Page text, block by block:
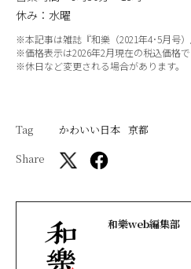
休み：水曜
※本記事は雑誌『和樂（2021年4･5月号）
※価格表示は2026年2月現在の税込価格で
※休日など変更される場合があります。
Tag かわいい日本 京都
Share
和樂web編集部